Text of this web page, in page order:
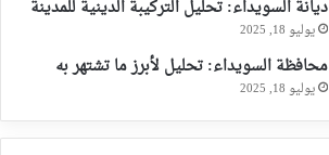
ديانة السويداء: تحليل التركيبة الدينية للمدينة
يوليو 18, 2025
محافظة السويداء: تحليل لأبرز ما تشتهر به
يوليو 18, 2025